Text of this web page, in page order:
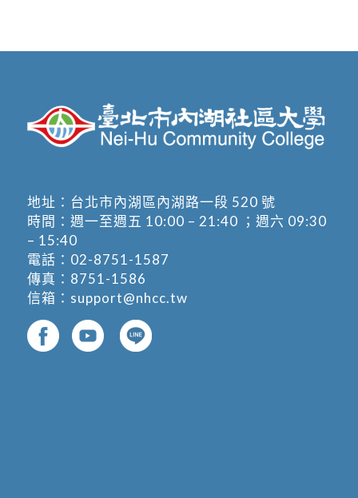
地址： 台北市內湖區內湖路一段 520 號
時間：週一至週五 10:00 – 21:40 ；週六 09:30
– 15:40
電話： 02-8751-1587
傳真：8751-1586
信箱： support@nhcc.tw